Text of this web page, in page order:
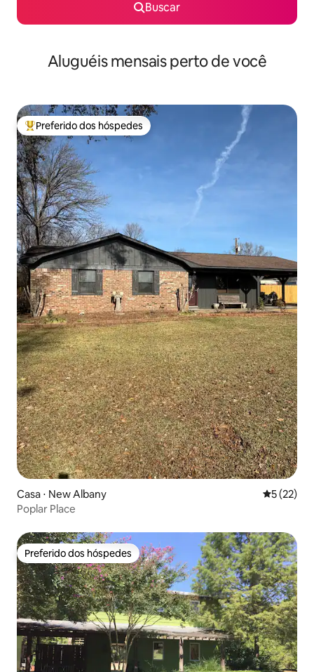
Buscar
Aluguéis mensais perto de você
Entre os melhores preferidos dos hóspedes
Preferido dos hóspedes
Casa ⋅ New Albany 5 de uma
5 (22)
Poplar Place
Preferido dos hóspedes
Preferido dos hóspedes